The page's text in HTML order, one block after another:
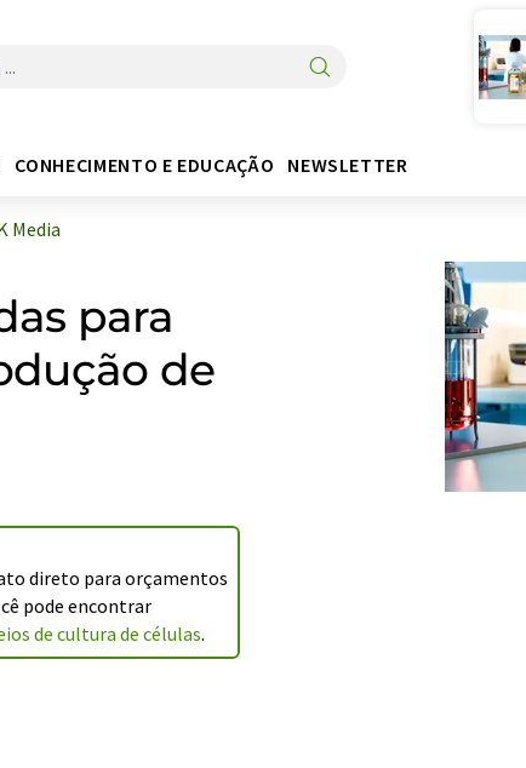
CONHECIMENTO E EDUCAÇÃO NEWSLETTER
Media
para
de
direto para orçamentos
pode encontrar
de cultura de células.